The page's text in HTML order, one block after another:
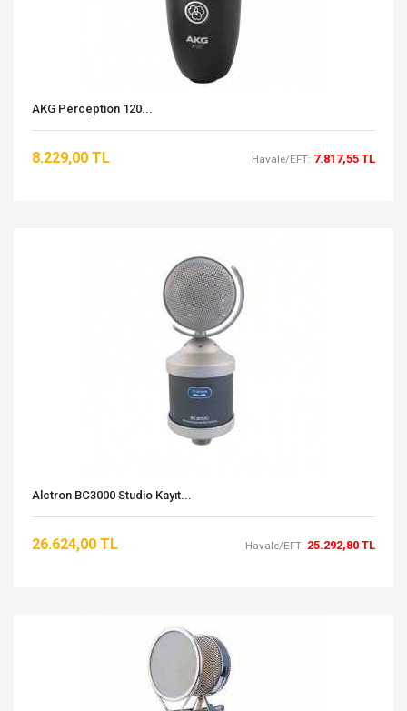
AKG Perception 120...
8.229,00 TL Havale/EFT: 7.817,55 TL
Alctron BC3000 Studio Kayıt...
26.624,00 TL Havale/EFT: 25.292,80 TL